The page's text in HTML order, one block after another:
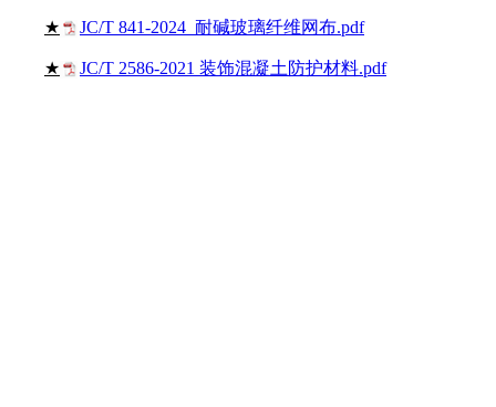
★ JC/T 841-2024 耐碱玻璃纤维网布.pdf
★ JC/T 2586-2021 装饰混凝土防护材料.pdf